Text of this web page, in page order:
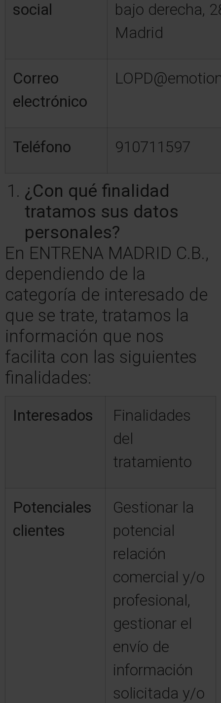
social
bajo derecha,
Madrid
Correo
electrónico
Teléfono 910711597
¿Con qué finalidad
tratamos sus datos
personales?
En ENTRENA MADRID C.B.,
dependiendo de la
categoría de interesado de
que se trate, tratamos la
información que nos
facilita con las siguientes
finalidades:
Interesados
Finalidades
del
tratamiento
Potenciales
clientes
Gestionar la
potencial
relación
comercial y/o
profesional,
gestionar el
envío de
información
solicitada y/o